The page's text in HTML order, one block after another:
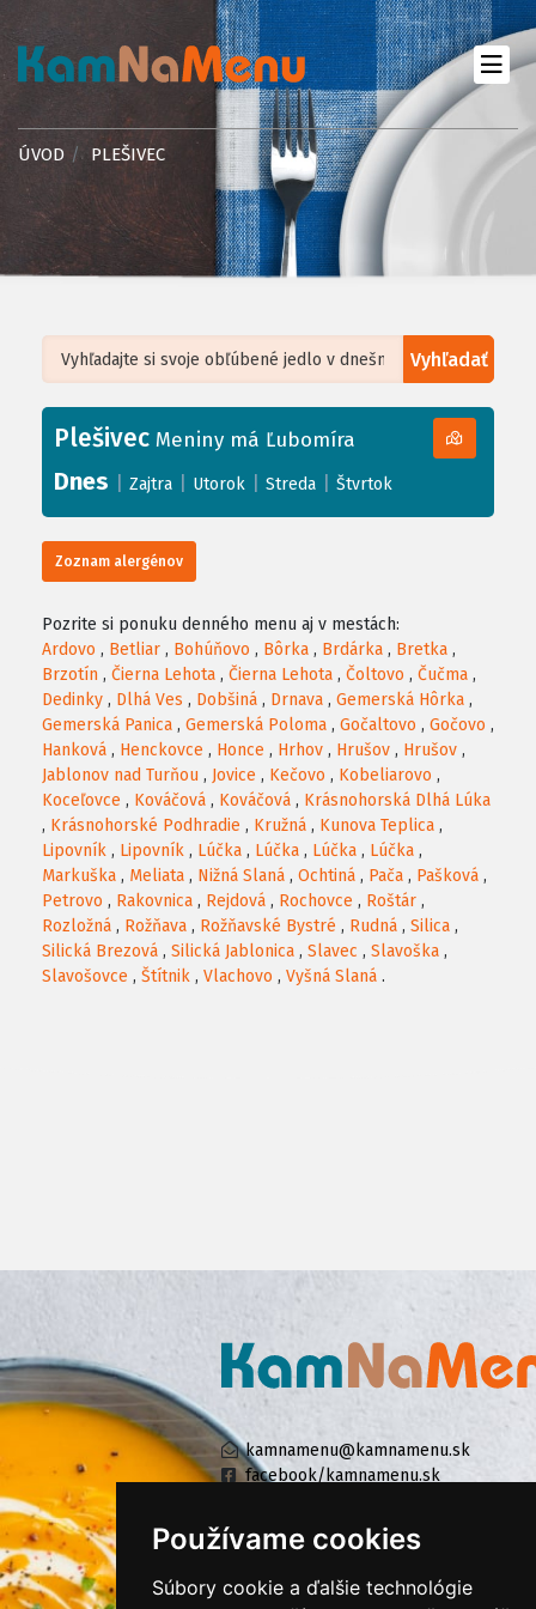
Používame cookies
Súbory cookie a ďalšie technológie
ÚVOD PLEŠIVEC
Vyhľadať
+
−
Leaflet| ©OpenStreetMap, Tiles courtesy ofHumanitarian OpenStreetMap
Plešivec Meniny má Ľubomíra
Dnes Zajtra Utorok Streda Štvrtok
Zoznam alergénov
Pozrite si ponuku denného menu aj v mestách:
Ardovo , Betliar , Bohúňovo , Bôrka , Brdárka , Bretka ,
Brzotín , Čierna Lehota , Čierna Lehota , Čoltovo , Čučma ,
Dedinky , Dlhá Ves , Dobšiná , Drnava , Gemerská Hôrka ,
Gemerská Panica , Gemerská Poloma , Gočaltovo , Gočovo ,
Hanková , Henckovce , Honce , Hrhov , Hrušov , Hrušov ,
Jablonov nad Turňou , Jovice , Kečovo , Kobeliarovo ,
Koceľovce , Kováčová , Kováčová , Krásnohorská Dlhá Lúka
, Krásnohorské Podhradie , Kružná , Kunova Teplica ,
Lipovník , Lipovník , Lúčka , Lúčka , Lúčka , Lúčka ,
Markuška , Meliata , Nižná Slaná , Ochtiná , Pača , Pašková ,
Petrovo , Rakovnica , Rejdová , Rochovce , Roštár ,
Rozložná , Rožňava , Rožňavské Bystré , Rudná , Silica ,
Silická Brezová , Silická Jablonica , Slavec , Slavoška ,
Slavošovce , Štítnik , Vlachovo , Vyšná Slaná .
kamnamenu@kamnamenu.sk
facebook/kamnamenu.sk
KONTAKTUJTE NÁS